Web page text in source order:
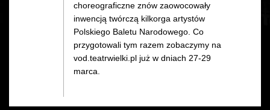
Konkurs Moniuszkowski
Dla mediów
Organizacja imprez
Wynajem kostiumów
choreograficzne znów zaowocowały
inwencją twórczą kilkorga artystów
Polskiego Baletu Narodowego. Co
przygotowali tym razem zobaczymy na
vod.teatrwielki.pl już w dniach 27-29
marca.